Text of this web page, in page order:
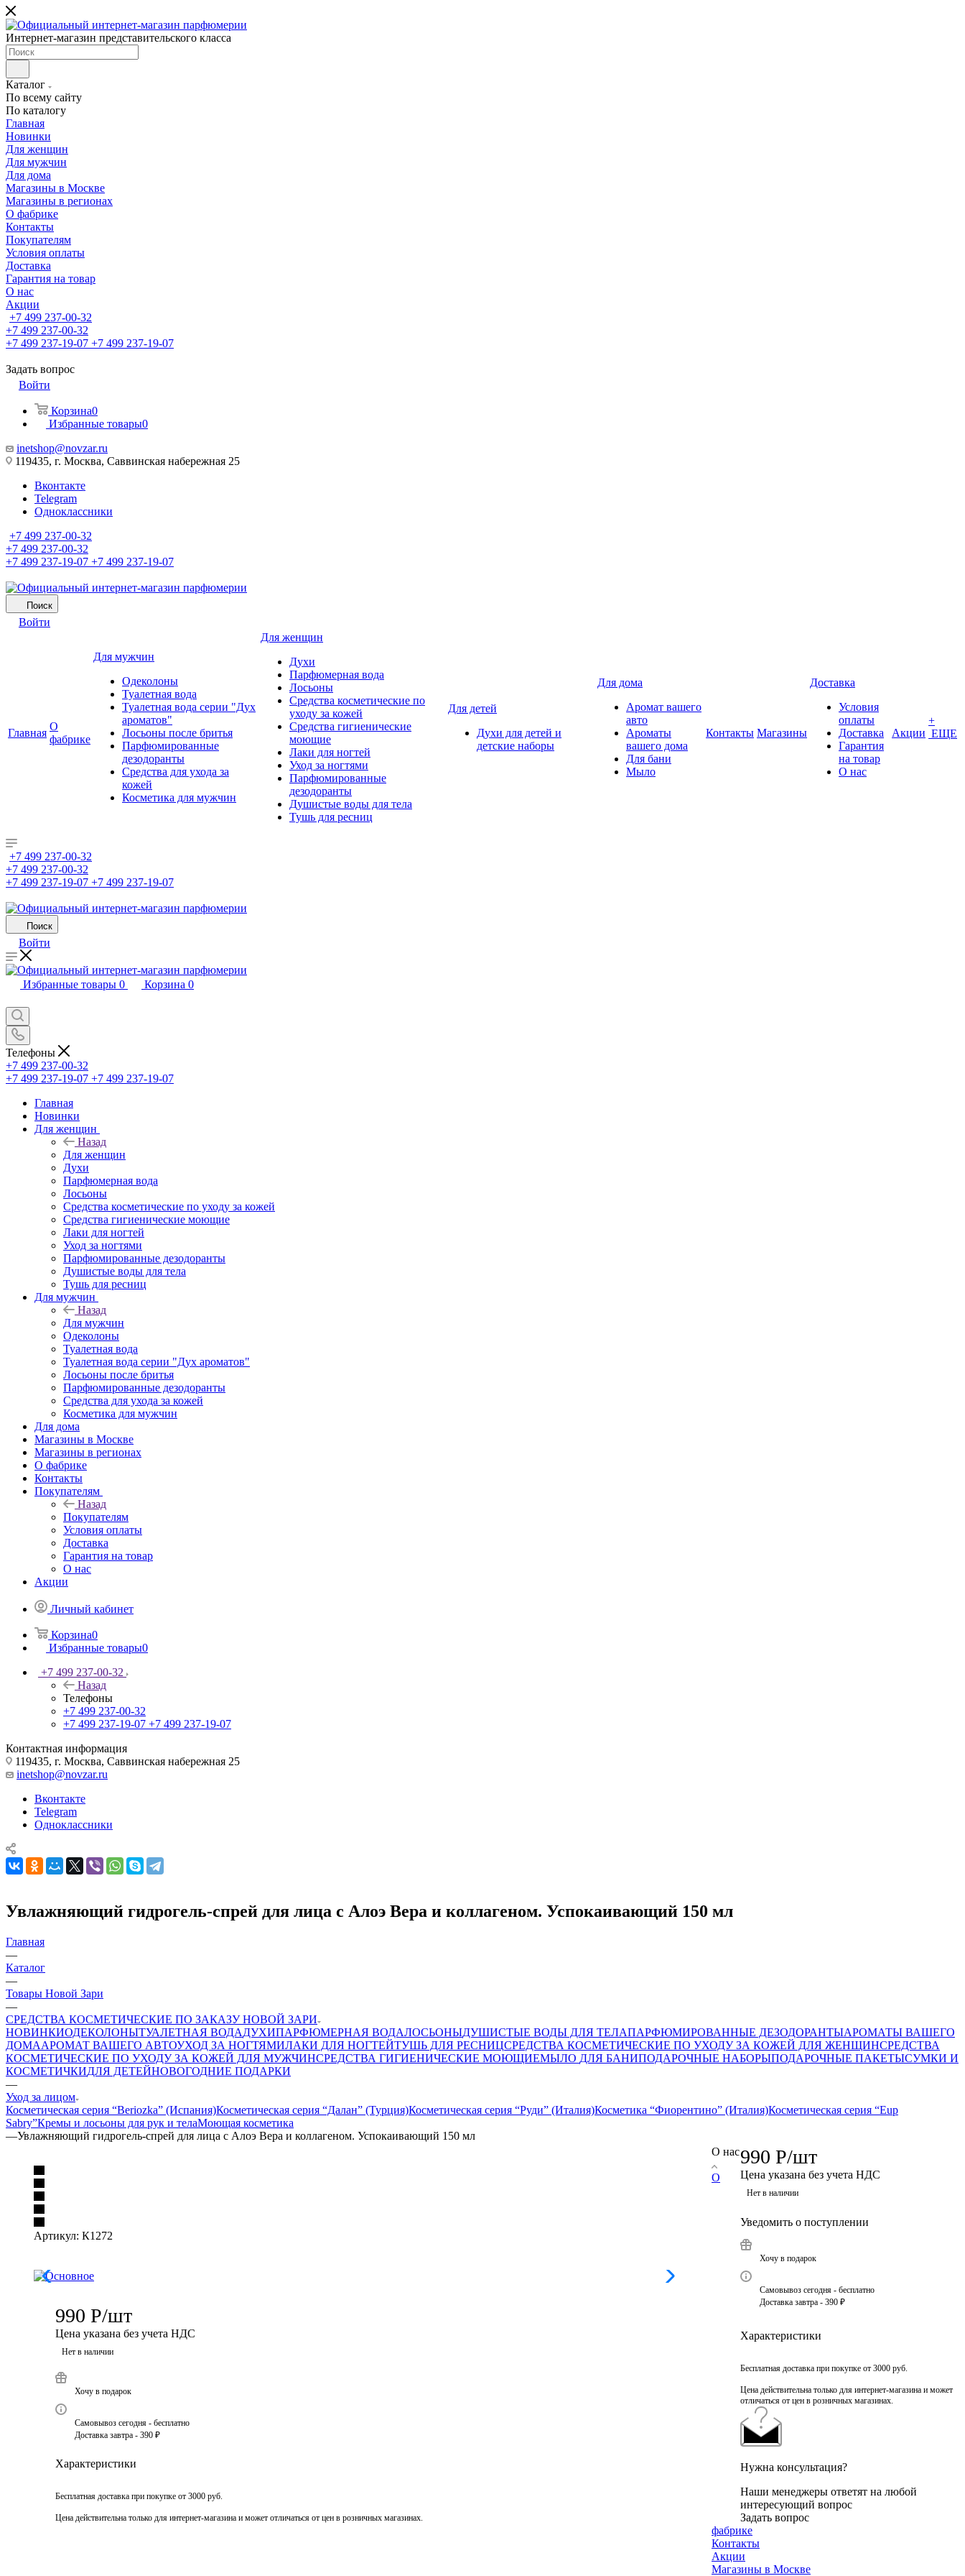
Интернет-магазин представительского класса
Каталог
По всему сайту
По каталогу
Главная
Новинки
Для женщин
Для мужчин
Для дома
Магазины в Москве
Магазины в регионах
О фабрике
Контакты
Покупателям
Условия оплаты
Доставка
Гарантия на товар
О нас
Акции
+7 499 237-00-32
+7 499 237-00-32
+7 499 237-19-07 +7 499 237-19-07
Задать вопрос
Войти
Корзина0
Избранные товары0
inetshop@novzar.ru
119435, г. Москва, Саввинская набережная 25
Вконтакте
Telegram
Одноклассники
+7 499 237-00-32
+7 499 237-00-32
+7 499 237-19-07 +7 499 237-19-07
Поиск
Войти
Главная
О
фабрике
Для мужчин
Одеколоны
Туалетная вода
Туалетная вода серии "Дух
ароматов"
Лосьоны после бритья
Парфюмированные
дезодоранты
Средства для ухода за
кожей
Косметика для мужчин
Для женщин
Духи
Парфюмерная вода
Лосьоны
Средства косметические по
уходу за кожей
Средства гигиенические
моющие
Лаки для ногтей
Уход за ногтями
Парфюмированные
дезодоранты
Душистые воды для тела
Тушь для ресниц
Для детей
Духи для детей и
детские наборы
Для дома
Аромат вашего
авто
Ароматы
вашего дома
Для бани
Мыло
Контакты Магазины
Доставка
Условия
оплаты
Доставка
Гарантия
на товар
О нас
Акции
+
ЕЩЕ
+7 499 237-00-32
+7 499 237-00-32
+7 499 237-19-07 +7 499 237-19-07
Поиск
Войти
Избранные товары 0 Корзина 0
Телефоны
+7 499 237-00-32
+7 499 237-19-07 +7 499 237-19-07
Главная
Новинки
Для женщин
Назад
Для женщин
Духи
Парфюмерная вода
Лосьоны
Средства косметические по уходу за кожей
Средства гигиенические моющие
Лаки для ногтей
Уход за ногтями
Парфюмированные дезодоранты
Душистые воды для тела
Тушь для ресниц
Для мужчин
Назад
Для мужчин
Одеколоны
Туалетная вода
Туалетная вода серии "Дух ароматов"
Лосьоны после бритья
Парфюмированные дезодоранты
Средства для ухода за кожей
Косметика для мужчин
Для дома
Магазины в Москве
Магазины в регионах
О фабрике
Контакты
Покупателям
Назад
Покупателям
Условия оплаты
Доставка
Гарантия на товар
О нас
Акции
Личный кабинет
Корзина0
Избранные товары0
+7 499 237-00-32
Назад
Телефоны
+7 499 237-00-32
+7 499 237-19-07 +7 499 237-19-07
Контактная информация
119435, г. Москва, Саввинская набережная 25
inetshop@novzar.ru
Вконтакте
Telegram
Одноклассники
Увлажняющий гидрогель-спрей для лица с Алоэ Вера и коллагеном. Успокаивающий 150 мл
Главная
—
Каталог
—
Товары Новой Зари
—
СРЕДСТВА КОСМЕТИЧЕСКИЕ ПО ЗАКАЗУ НОВОЙ ЗАРИ
НОВИНКИОДЕКОЛОНЫТУАЛЕТНАЯ ВОДАДУХИПАРФЮМЕРНАЯ ВОДАЛОСЬОНЫДУШИСТЫЕ ВОДЫ ДЛЯ ТЕЛАПАРФЮМИРОВАННЫЕ ДЕЗОДОРАНТЫАРОМАТЫ ВАШЕГО
ДОМААРОМАТ ВАШЕГО АВТОУХОД ЗА НОГТЯМИЛАКИ ДЛЯ НОГТЕЙТУШЬ ДЛЯ РЕСНИЦСРЕДСТВА КОСМЕТИЧЕСКИЕ ПО УХОДУ ЗА КОЖЕЙ ДЛЯ ЖЕНЩИНСРЕДСТВА
КОСМЕТИЧЕСКИЕ ПО УХОДУ ЗА КОЖЕЙ ДЛЯ МУЖЧИНСРЕДСТВА ГИГИЕНИЧЕСКИЕ МОЮЩИЕМЫЛО ДЛЯ БАНИПОДАРОЧНЫЕ НАБОРЫПОДАРОЧНЫЕ ПАКЕТЫСУМКИ И
КОСМЕТИЧКИДЛЯ ДЕТЕЙНОВОГОДНИЕ ПОДАРКИ
—
Уход за лицом
Косметическая серия “Beriozka” (Испания)Косметическая серия “Далан” (Турция)Косметическая серия “Руди” (Италия)Косметика “Фиорентино” (Италия)Косметическая серия “Eup
Sabry”Кремы и лосьоны для рук и телаМоющая косметика
—Увлажняющий гидрогель-спрей для лица с Алоэ Вера и коллагеном. Успокаивающий 150 мл
Артикул: К1272
990 Р/шт
Цена указана без учета НДС
Нет в наличии
Хочу в подарок
Самовывоз сегодня - бесплатно
Доставка завтра - 390 ₽
Характеристики
Бесплатная доставка при покупке от 3000 руб.
Цена действительна только для интернет-магазина и может отличаться от цен в розничных магазинах.
990 Р/шт
Цена указана без учета НДС
Нет в наличии
Уведомить о поступлении
Хочу в подарок
Самовывоз сегодня - бесплатно
Доставка завтра - 390 ₽
Характеристики
Бесплатная доставка при покупке от 3000 руб.
Цена действительна только для интернет-магазина и может
отличаться от цен в розничных магазинах.
Нужна консультация?
Наши менеджеры ответят на любой
интересующий вопрос
Задать вопрос
О нас
О
фабрике
Контакты
Акции
Магазины в Москве